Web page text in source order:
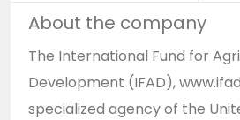
About the company
The International Fund for
Development (IFAD),
specialized agency of the